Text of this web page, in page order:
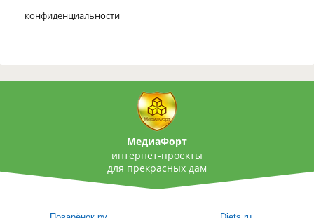
конфиденциальности
МедиаФорт
интернет-проекты
для прекрасных дам